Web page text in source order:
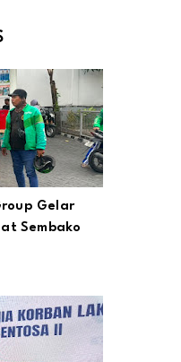
Gelar
Sembako